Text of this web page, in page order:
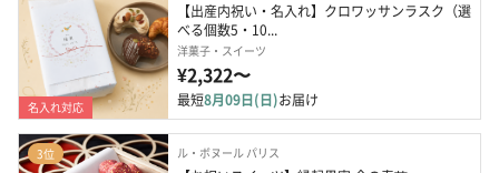
名入れ対応
【出産内祝い・名入れ】クロワッサンラスク（選
べる個数5・10...
洋菓子・スイーツ
¥2,322〜
最短8月09日(日)お届け
3位 ル・ボヌール パリス